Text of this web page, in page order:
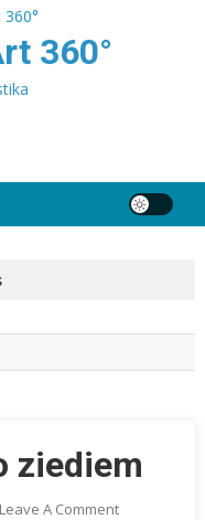
360°
ziediem
Leave A CommentOn